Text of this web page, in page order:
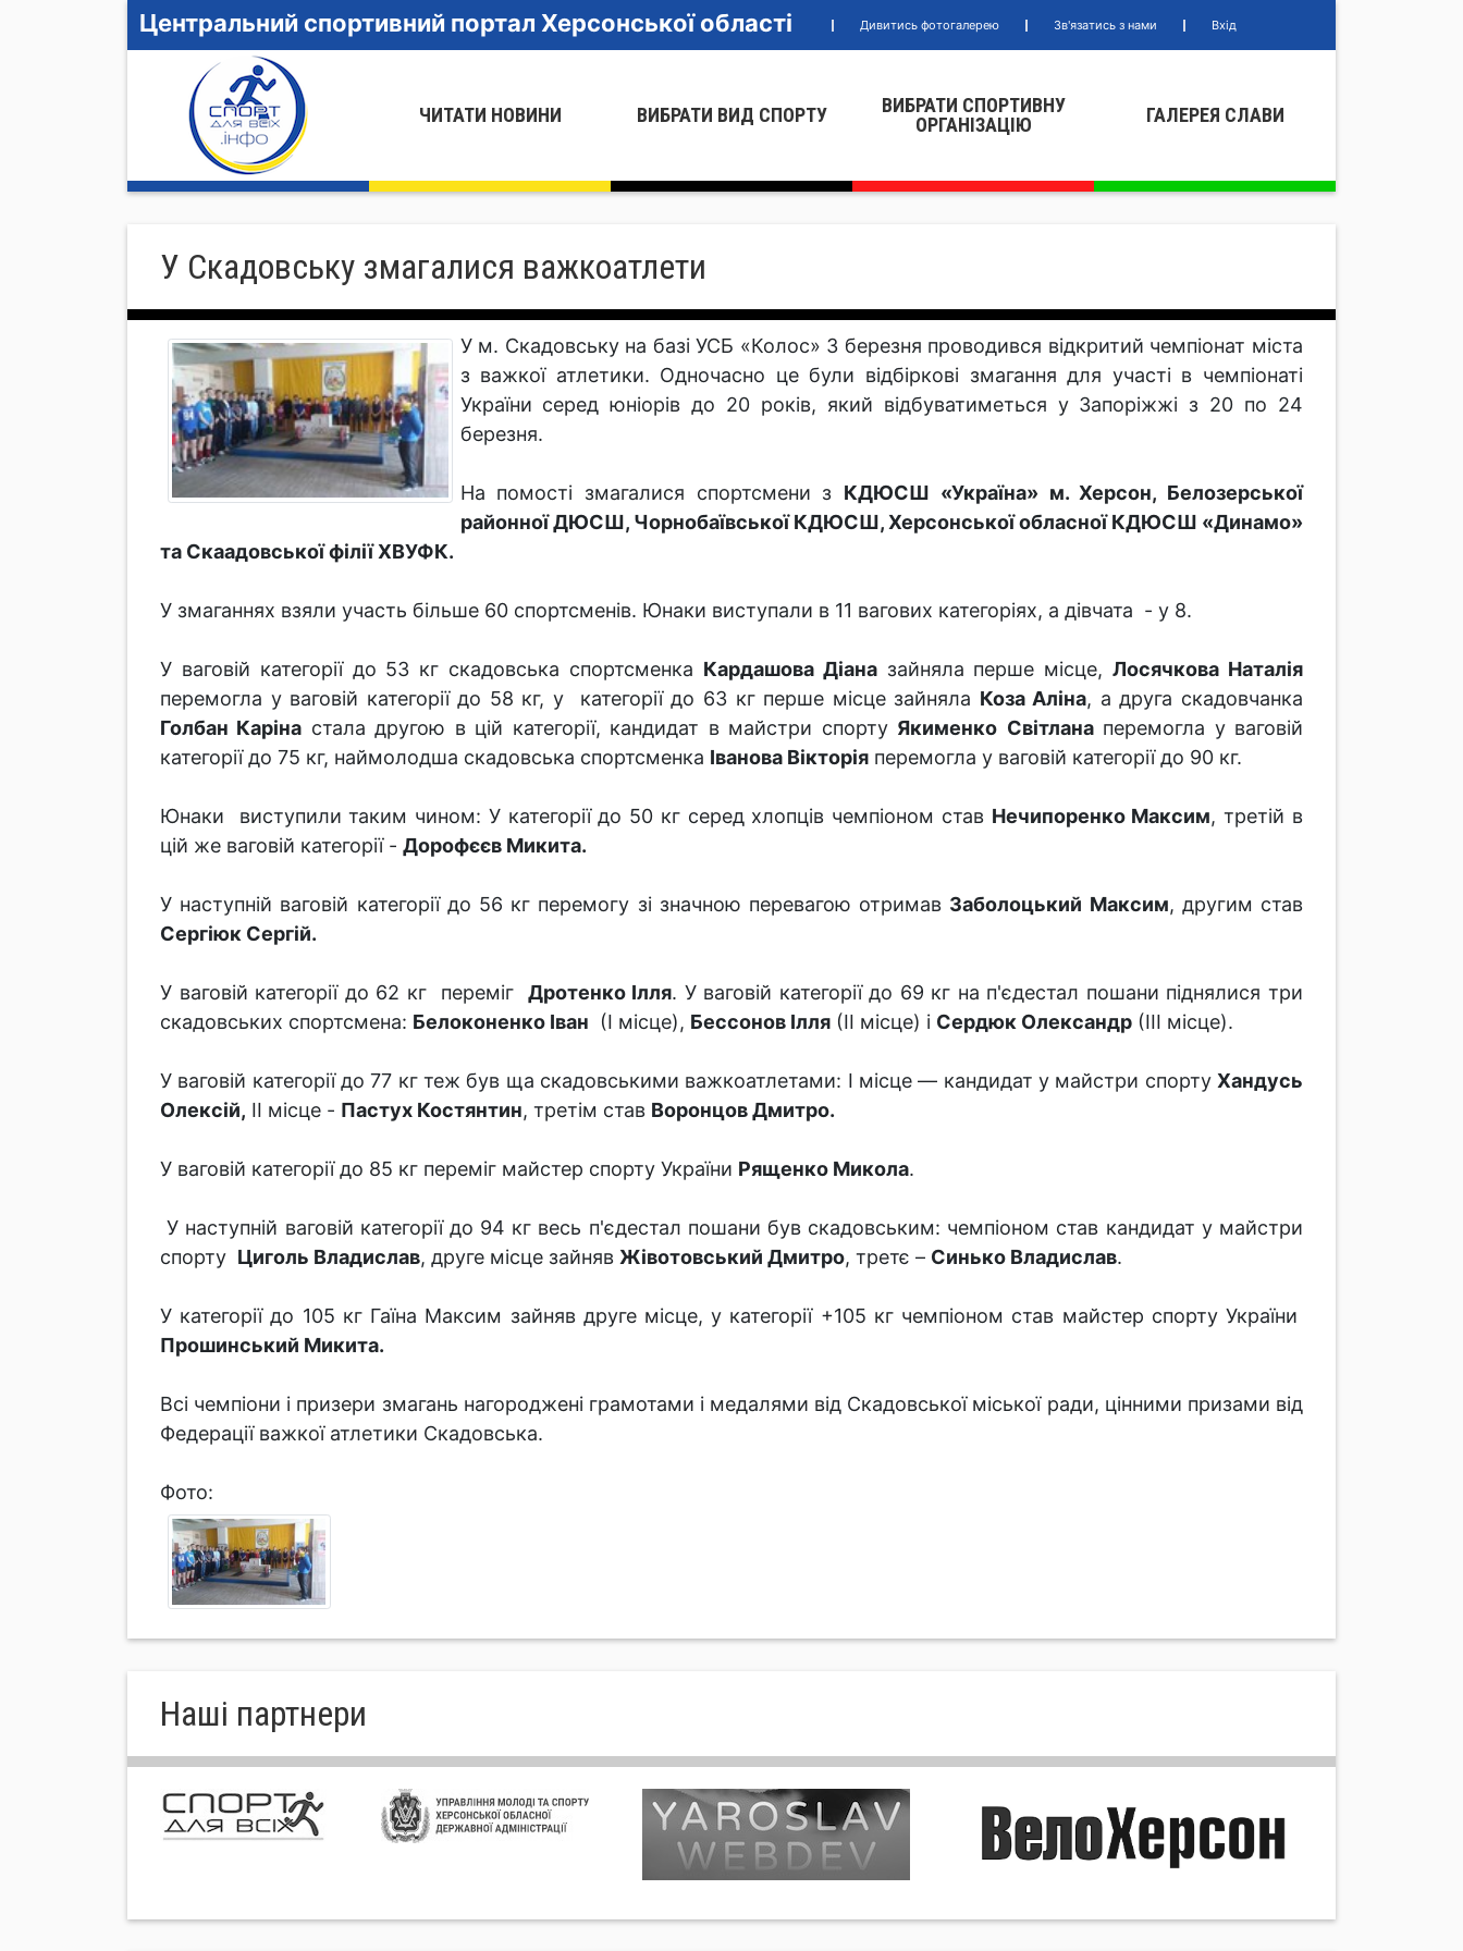
Центральний спортивний портал Херсонської області Дивитись фотогалерею Зв'язатись з нами Вхід
ЧИТАТИ НОВИНИ ВИБРАТИ ВИД СПОРТУ
ВИБРАТИ СПОРТИВНУ
ОРГАНIЗАЦIЮ
ГАЛЕРЕЯ СЛАВИ
У Скадовську змагалися важкоатлети
У м. Скадовську на базі УСБ «Колос» 3 березня проводився відкритий чемпіонат міста
з важкої атлетики. Одночасно це були відбіркові змагання для участі в чемпіонаті
України серед юніорів до 20 років, який відбуватиметься у Запоріжжі з 20 по 24
березня.
На помості змагалися спортсмени з КДЮСШ «Україна» м. Херсон, Белозерської
районної ДЮСШ, Чорнобаївської КДЮСШ, Херсонської обласної КДЮСШ «Динамо»
та Скаадовської філії ХВУФК.
У змаганнях взяли участь більше 60 спортсменів. Юнаки виступали в 11 вагових категоріях, а дівчата - у 8.
У ваговій категорії до 53 кг скадовська спортсменка Кардашова Діаназайняла перше місце,Лосячкова Наталія
перемогла у ваговій категорії до 58 кг, у категорії до 63 кг перше місце зайняла Коза Аліна, а друга скадовчанка
Голбан Каріна стала другою в цій категорії, кандидат в майстри спорту Якименко Світланаперемогла у ваговій
категорії до 75 кг, наймолодша скадовська спортсменка Іванова Вікторія перемогла у ваговій категорії до 90 кг.
Юнаки виступили таким чином: У категорії до 50 кг серед хлопців чемпіоном став Нечипоренко Максим, третій в
цій же ваговій категорії - Дорофєєв Микита.
У наступній ваговій категорії до 56 кг перемогу зі значною перевагою отримав Заболоцький Максим, другим став
Сергіюк Сергій.
У ваговій категорії до 62 кг переміг Дротенко Ілля. У ваговій категорії до 69 кг на п'єдестал пошани піднялися три
скадовських спортсмена: Белоконенко Іван (І місце), Бессонов Ілля (ІІ місце) і Сердюк Олександр (ІІІ місце).
У ваговій категорії до 77 кг теж був ща скадовськими важкоатлетами: І місце — кандидат у майстри спорту Хандусь
Олексій, ІІ місце - Пастух Костянтин, третім став Воронцов Дмитро.
У ваговій категорії до 85 кг переміг майстер спорту України Рященко Микола.
У наступній ваговій категорії до 94 кг весь п'єдестал пошани був скадовським: чемпіоном став кандидат у майстри
спорту Циголь Владислав, друге місце зайняв Жівотовський Дмитро, третє – Синько Владислав.
У категорії до 105 кг Гаїна Максим зайняв друге місце, у категорії +105 кг чемпіоном став майстер спорту України
Прошинський Микита.
Всі чемпіони і призери змагань нагороджені грамотами і медалями від Скадовської міської ради, цінними призами від
Федерації важкої атлетики Скадовська.
Фото:
Нашi партнери